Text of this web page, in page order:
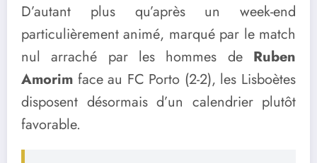
D’autant plus qu’après un week-end
particulièrement animé, marqué par le match
nul arraché par les hommes de Ruben
Amorim face au FC Porto (2-2), les Lisboètes
disposent désormais d’un calendrier plutôt
favorable.